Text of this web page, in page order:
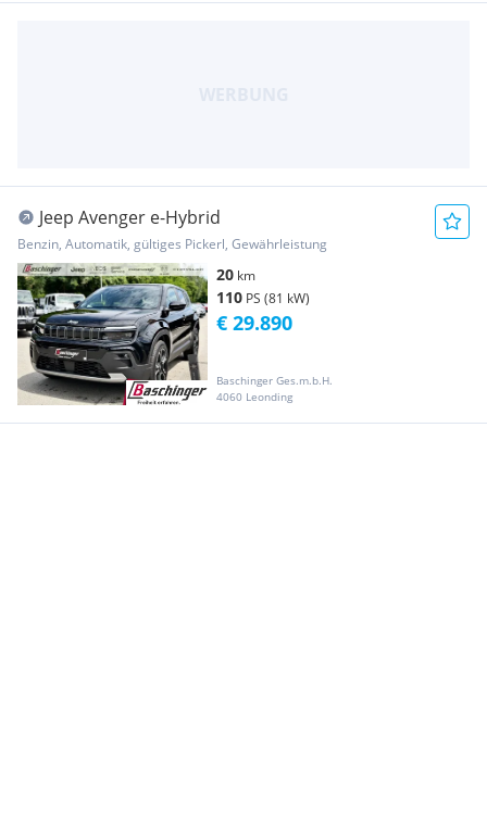
Jeep Avenger e-Hybrid
Benzin, Automatik, gültiges Pickerl, Gewährleistung
20 km
110 PS (81 kW)
Baschinger Ges.m.b.H.
4060 Leonding
€ 29.890